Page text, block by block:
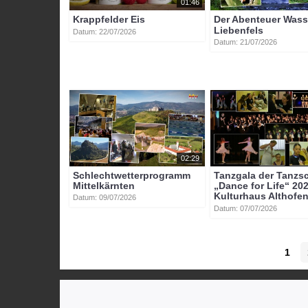
01:46
Krappfelder Eis
Datum: 22/07/2026
Der Abenteuer
Liebenfels
Datum: 21/07/2026
02:29
Schlechtwetterprogramm
Mittelkärnten
Datum: 09/07/2026
Tanzgala der
„Dance for Life“
Kulturhaus Althofen
Datum: 07/07/2026
1